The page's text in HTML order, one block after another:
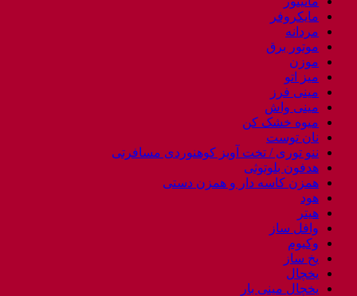
مایکروفر
مردانه
موتور برق
موزن
میز اتو
مینی فرز
مینی واش
میوه خشک کن
نان توست
ننو توری / تخت آویز کوهنوردی مسافرتی
هدفون بلوتوثی
همزن کاسه دار و همزن دستی
هود
هیتر
وافل ساز
وکیوم
یخ ساز
یخچال
یخچال مینی بار